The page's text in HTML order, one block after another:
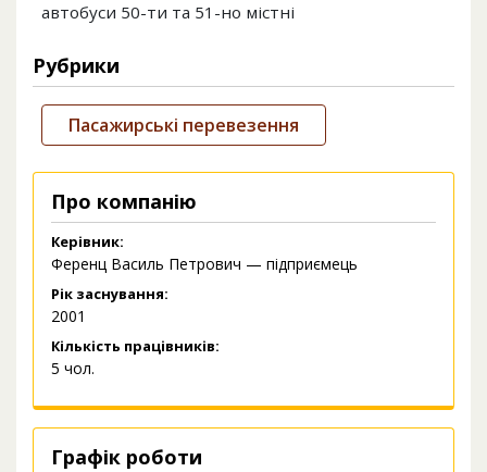
автобуси 50-ти та 51-но містні
Рубрики
Пасажирські перевезення
Про компанію
Керівник:
Ференц Василь Петрович — підприємець
Рік заснування:
2001
Кількість працівників:
5 чол.
Графік роботи